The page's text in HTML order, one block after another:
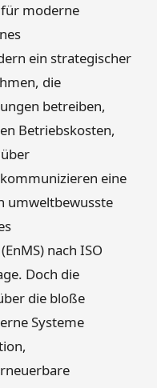
moderne
ein strategischer
die
betreiben,
Betriebskosten,
eine
umweltbewusste
nach ISO
Doch die
die bloße
Systeme